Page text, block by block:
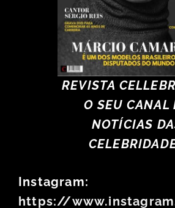
REVISTA
O SEU CANAL
NOTÍCIAS
Instagram:
https://